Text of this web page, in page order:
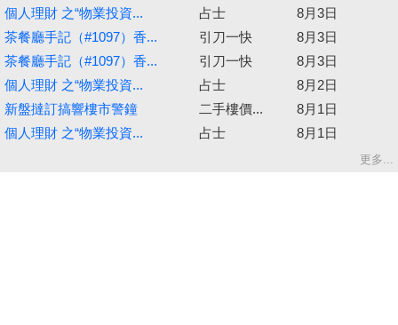
個人理財 之“物業投資... 占士
8月3日
茶餐廳手記（#1097）香...
引刀一快
8月3日
茶餐廳手記（#1097）香...
引刀一快
8月3日
個人理財 之“物業投資...
占士
8月2日
新盤撻訂搞響樓市警鐘
二手樓價...
8月1日
個人理財 之“物業投資...
占士 8月1日
更多...